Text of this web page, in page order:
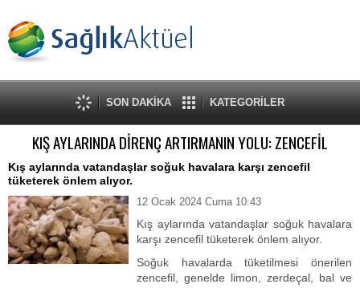
SON DAKİKA KATEGORİLER
KIŞ AYLARINDA DİRENÇ ARTIRMANIN YOLU: ZENCEFİL
Kış aylarında vatandaşlar soğuk havalara karşı zencefil
tüketerek önlem alıyor.
12 Ocak 2024 Cuma 10:43
Kış aylarında vatandaşlar soğuk havalara
karşı zencefil tüketerek önlem alıyor.
Soğuk havalarda tüketilmesi önerilen
zencefil, genelde limon, zerdeçal, bal ve